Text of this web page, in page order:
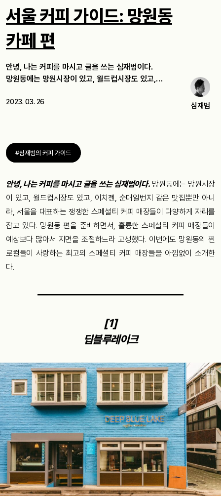
서울 커피 가이드: 망원동
카페 편
안녕, 나는 커피를 마시고 글을 쓰는 심재범이다.
망원동에는 망원시장이 있고, 월드컵시장도 있고,…
2023. 03. 26 심재범
#심재범의 커피 가이드
안녕, 나는 커피를 마시고 글을 쓰는 심재범이다. 망원동에는 망원시장
이 있고, 월드컵시장도 있고, 이치젠, 순대일번지 같은 맛집뿐만 아니
라, 서울을 대표하는 쟁쟁한 스페셜티 커피 매장들이 다양하게 자리를
잡고 있다. 망원동 편을 준비하면서, 훌륭한 스페셜티 커피 매장들이
예상보다 많아서 지면을 조절하느라 고생했다. 이번에도 망원동의 찐
로컬들이 사랑하는 최고의 스페셜티 커피 매장들을 아낌없이 소개한
다.
[1]
딥블루레이크